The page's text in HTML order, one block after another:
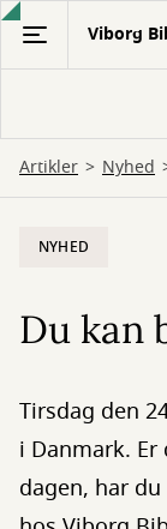
Gå
hovedindhold
Viborg
Artikler Nyhed
NYHED
Du kan
Tirsdag den
i Danmark.
dagen, har